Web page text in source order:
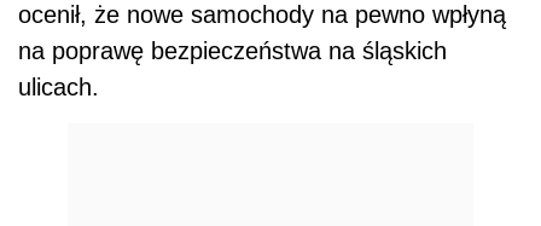
ocenił, że nowe samochody na pewno wpłyną
na poprawę bezpieczeństwa na śląskich
ulicach.